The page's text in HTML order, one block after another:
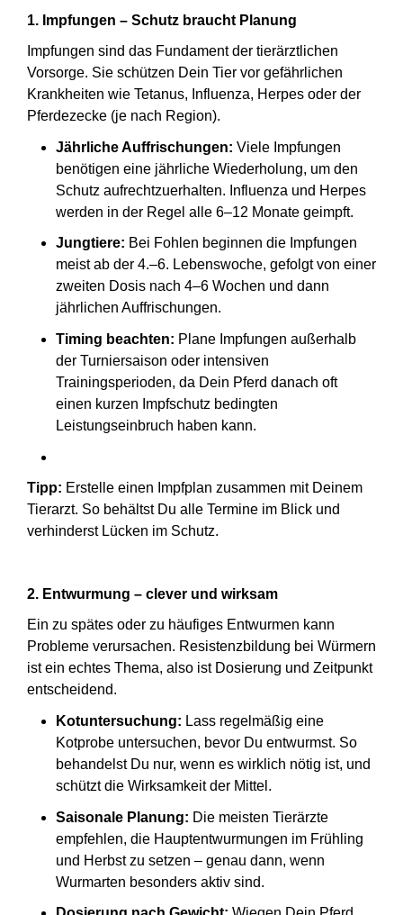
1. Impfungen – Schutz braucht Planung
Impfungen sind das Fundament der tierärztlichen
Vorsorge. Sie schützen Dein Tier vor gefährlichen
Krankheiten wie Tetanus, Influenza, Herpes oder der
Pferdezecke (je nach Region).
Jährliche Auffrischungen: Viele Impfungen
benötigen eine jährliche Wiederholung, um den
Schutz aufrechtzuerhalten. Influenza und Herpes
werden in der Regel alle 6–12 Monate geimpft.
Jungtiere: Bei Fohlen beginnen die Impfungen
meist ab der 4.–6. Lebenswoche, gefolgt von einer
zweiten Dosis nach 4–6 Wochen und dann
jährlichen Auffrischungen.
Timing beachten: Plane Impfungen außerhalb
der Turniersaison oder intensiven
Trainingsperioden, da Dein Pferd danach oft
einen kurzen Impfschutz bedingten
Leistungseinbruch haben kann.
Tipp: Erstelle einen Impfplan zusammen mit Deinem
Tierarzt. So behältst Du alle Termine im Blick und
verhinderst Lücken im Schutz.
2. Entwurmung – clever und wirksam
Ein zu spätes oder zu häufiges Entwurmen kann
Probleme verursachen. Resistenzbildung bei Würmern
ist ein echtes Thema, also ist Dosierung und Zeitpunkt
entscheidend.
Kotuntersuchung: Lass regelmäßig eine
Kotprobe untersuchen, bevor Du entwurmst. So
behandelst Du nur, wenn es wirklich nötig ist, und
schützt die Wirksamkeit der Mittel.
Saisonale Planung: Die meisten Tierärzte
empfehlen, die Hauptentwurmungen im Frühling
und Herbst zu setzen – genau dann, wenn
Wurmarten besonders aktiv sind.